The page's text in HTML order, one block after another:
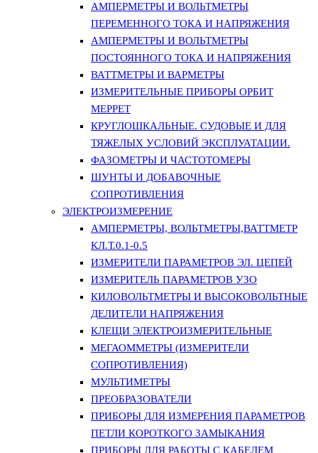
АМПЕРМЕТРЫ И ВОЛЬТМЕТРЫ
ПЕРЕМЕННОГО ТОКА И НАПРЯЖЕНИЯ
АМПЕРМЕТРЫ И ВОЛЬТМЕТРЫ
ПОСТОЯННОГО ТОКА И НАПРЯЖЕНИЯ
ВАТТМЕТРЫ И ВАРМЕТРЫ
ИЗМЕРИТЕЛЬНЫЕ ПРИБОРЫ ОРБИТ
МЕРРЕТ
КРУГЛОШКАЛЬНЫЕ. СУДОВЫЕ И ДЛЯ
ТЯЖЕЛЫХ УСЛОВИЙ ЭКСПЛУАТАЦИИ.
ФАЗОМЕТРЫ И ЧАСТОТОМЕРЫ
ШУНТЫ И ДОБАВОЧНЫЕ
СОПРОТИВЛЕНИЯ
ЭЛЕКТРОИЗМЕРЕНИЕ
АМПЕРМЕТРЫ, ВОЛЬТМЕТРЫ,ВАТТМЕТР
КЛ.Т.0.1-0.5
ИЗМЕРИТЕЛИ ПАРАМЕТРОВ ЭЛ. ЦЕПЕЙ
ИЗМЕРИТЕЛЬ ПАРАМЕТРОВ УЗО
КИЛОВОЛЬТМЕТРЫ И ВЫСОКОВОЛЬТНЫЕ
ДЕЛИТЕЛИ НАПРЯЖЕНИЯ
КЛЕЩИ ЭЛЕКТРОИЗМЕРИТЕЛЬНЫЕ
МЕГАОММЕТРЫ (ИЗМЕРИТЕЛИ
СОПРОТИВЛЕНИЯ)
МУЛЬТИМЕТРЫ
ПРЕОБРАЗОВАТЕЛИ
ПРИБОРЫ ДЛЯ ИЗМЕРЕНИЯ ПАРАМЕТРОВ
ПЕТЛИ КОРОТКОГО ЗАМЫКАНИЯ
ПРИБОРЫ ДЛЯ РАБОТЫ С КАБЕЛЕМ